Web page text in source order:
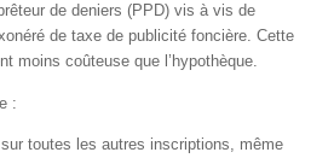
de deniers (PPD) vis à vis de
de taxe de publicité foncière. Cette
moins coûteuse que l’hypothèque.
:
sur toutes les autres inscriptions, même